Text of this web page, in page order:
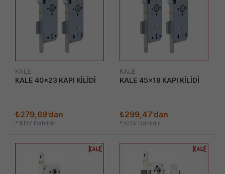
KALE
KALE 40x23 KAPI KİLİDİ
₺279,69'dan
* KDV Dahildir
KALE
KALE 45x18 KAPI KİLİDİ
₺299,47'dan
* KDV Dahildir